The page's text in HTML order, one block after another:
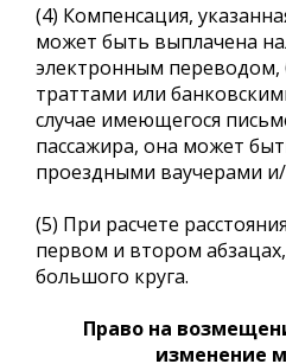
(4) Компенсация,
может быть выплачена
электронным переводом,
траттами или
случае имеющегося
пассажира, она может
проездными ваучерами
(5) При расчете
первом и втором
большого круга.
Право на
изменение